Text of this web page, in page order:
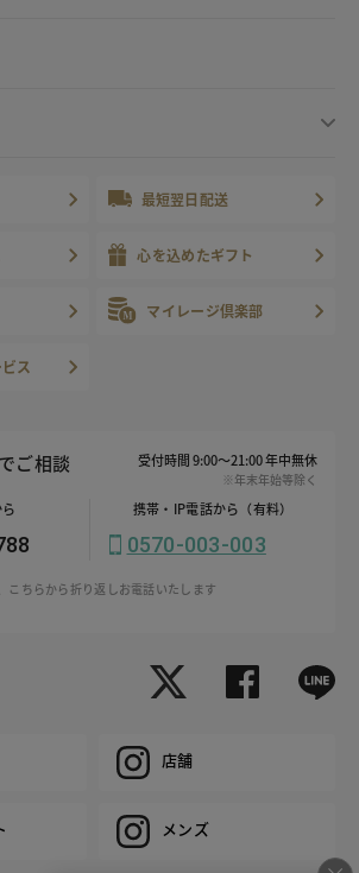
最短翌日配送
心を込めたギフト
マイレージ倶楽部
ス
ご相談 受付時間 9:00～21:00 年中無休
※年末年始等除く
携帯・IP電話から（有料）
0570-003-003
こちらから折り返しお電話いたします
店舗
メンズ